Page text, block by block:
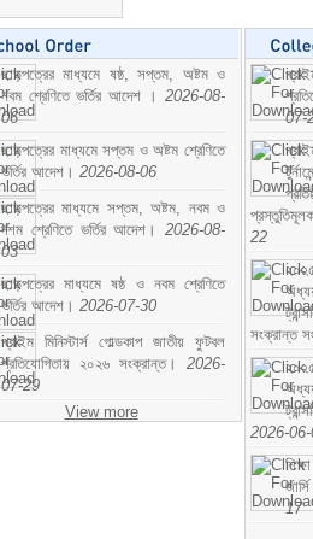
ছাড়পত্রের মাধ্যমে ষষ্ঠ, সপ্তম, অষ্টম ও
নবম শ্রেণিতে ভর্তির আদেশ । 2026-08-
06
ছাড়পত্রের মাধ্যমে সপ্তম ও অষ্টম শ্রেণিতে
ভর্তির আদেশ। 2026-08-06
ছাড়পত্রের মাধ্যমে সপ্তম, অষ্টম, নবম ও
দশম শ্রেণিতে ভর্তির আদেশ। 2026-08-
03
ছাড়পত্রের মাধ্যমে ষষ্ঠ ও নবম শ্রেণিতে
ভর্তির আদেশ। 2026-07-30
প্রাইম মিনিস্টার্স গোল্ডকাপ জাতীয় ফুটবল
প্রতিযোগিতায় ২০২৬ সংক্রান্ত। 2026-
07-29
View more
07-
22
সংক্রান্ত
2026-
17